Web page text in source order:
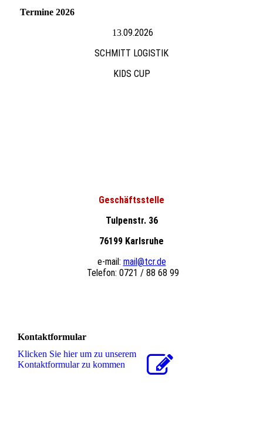
Termine 2026
13.09.2026
SCHMITT LOGISTIK
KIDS CUP
Geschäftsstelle
Tulpenstr. 36
76199 Karlsruhe
e-mail: mail@tcr.de
Telefon: 0721 / 88 68 99
Kontaktformular
Klicken Sie hier um zu unserem
Kon­takt­for­mu­lar zu kommen